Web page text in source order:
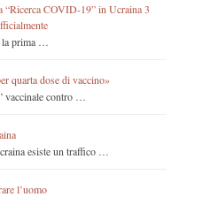
“Ricerca COVID-19” in Ucraina 3
prima …
quarta dose di vaccino»
vaccinale contro …
esiste un traffico …
l’uomo